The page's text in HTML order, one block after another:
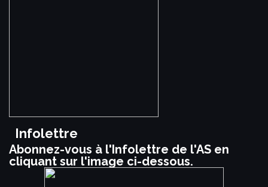
Infolettre
Abonnez-vous à l'Infolettre de l'AS en
cliquant sur l'image ci-dessous.